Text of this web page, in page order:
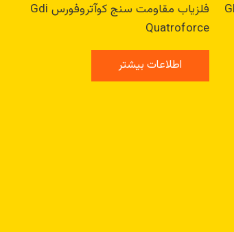
فلزیاب مقاومت سنج کوآتروفورس Gdi
Quatroforce
اطلاعات بیشتر